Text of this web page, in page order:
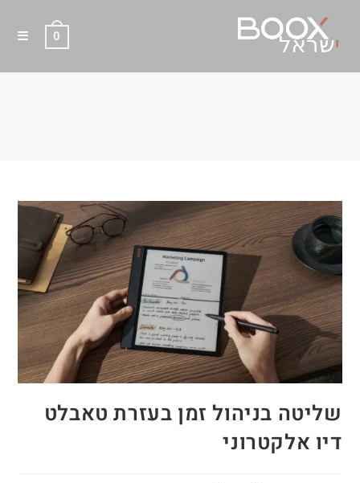
0
שליטה בניהול זמן בעזרת טאבלט
דיו אלקטרוני